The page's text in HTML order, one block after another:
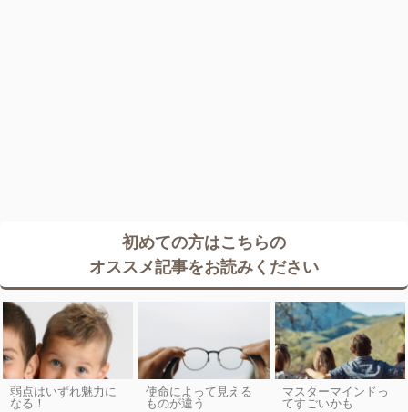
初めての方はこちらの
オススメ記事をお読みください
弱点はいずれ魅力に
なる！
使命によって見える
ものが違う
マスターマインドっ
てすごいかも